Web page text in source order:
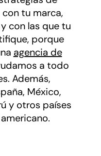
tu marca,
con las que tu
porque
agencia de
a todo
Además,
México,
y otros países